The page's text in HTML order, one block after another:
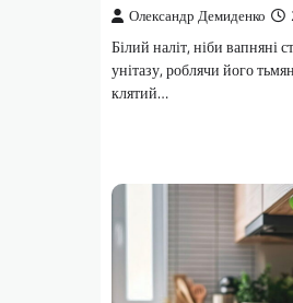
Олександр Демиденко
Білий наліт, ніби вапняні
унітазу, роблячи його
клятий…